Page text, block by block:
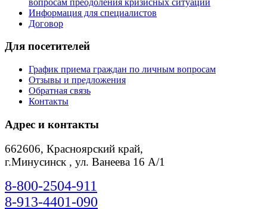
Информация для специалистов
Договор
Для посетителей
График приема граждан по личным вопросам
Отзывы и предложения
Обратная связь
Контакты
Адрес и контакты
662606, Красноярский край,
г.Минусинск , ул. Ванеева 16 А/1
8-800-2504-911
8-913-4401-090